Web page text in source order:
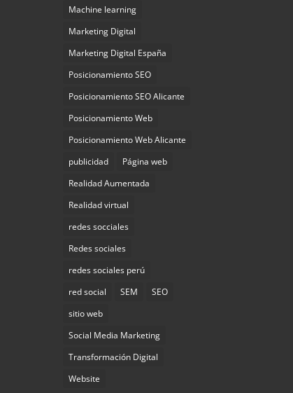
Machine learning
Marketing Digital
Marketing Digital España
Posicionamiento SEO
Posicionamiento SEO Alicante
Posicionamiento Web
Posicionamiento Web Alicante
publicidad
Página web
Realidad Aumentada
Realidad virtual
redes socciales
Redes sociales
redes sociales perú
red social
SEM
SEO
sitio web
Social Media Marketing
Transformación Digital
Website